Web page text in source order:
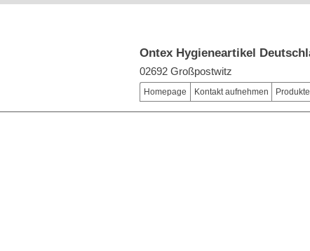
Ontex Hygieneartikel
02692 Großpostwitz
Homepage Kontakt aufnehmen